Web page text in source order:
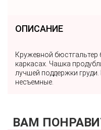
ОПИСАНИЕ
Кружевной
каркасах. Чашка
лучшей поддержки груди.
несъемные.
ВАМ